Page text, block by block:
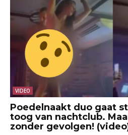
VIDEO
Poedelnaakt duo gaat
toog van nachtclub.
zonder gevolgen!